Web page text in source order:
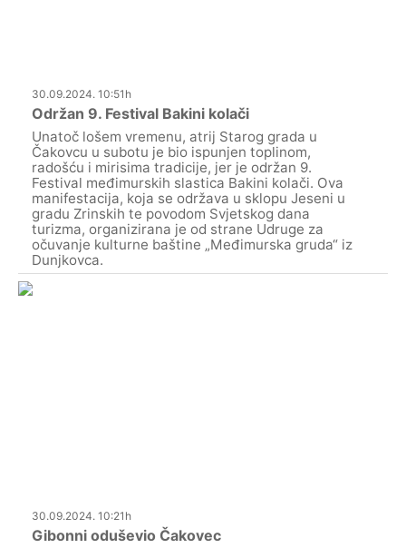
30.09.2024. 10:51h
Održan 9. Festival Bakini kolači
Unatoč lošem vremenu, atrij Starog grada u
Čakovcu u subotu je bio ispunjen toplinom,
radošću i mirisima tradicije, jer je održan 9.
Festival međimurskih slastica Bakini kolači. Ova
manifestacija, koja se održava u sklopu Jeseni u
gradu Zrinskih te povodom Svjetskog dana
turizma, organizirana je od strane Udruge za
očuvanje kulturne baštine „Međimurska gruda“ iz
Dunjkovca.
30.09.2024. 10:21h
Gibonni oduševio Čakovec